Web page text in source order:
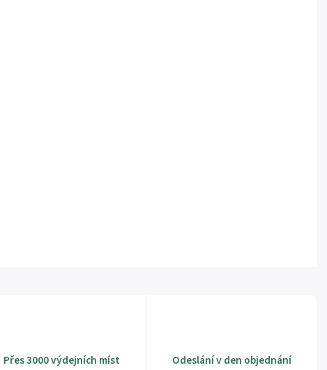
Přes 3000 výdejních míst Odeslání v den objednání